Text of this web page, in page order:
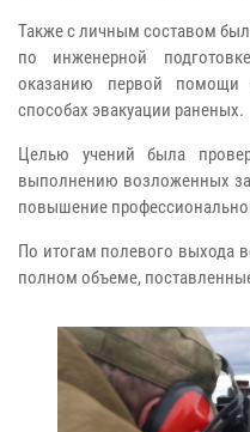
Также с личным составом
по инженерной
оказанию первой помощи
способах эвакуации раненых.
Целью учений была
выполнению возложенных
повышение
По итогам полевого выхода
полном объеме,